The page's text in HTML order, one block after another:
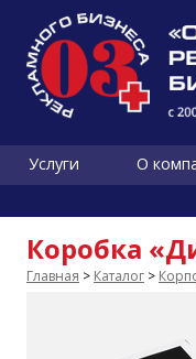
Услуги О
Коробка
Главная > Каталог >